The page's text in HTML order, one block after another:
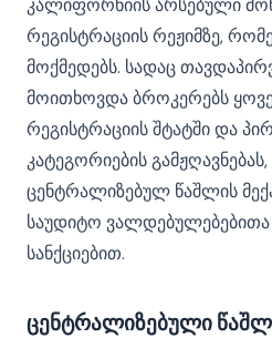
კალიფორნიის არსებული
რეგისტრაციის რეჟიმზე,
მოქმედებს. სადაც
მოითხოვდა ბროკერებს
რეგისტრაციის შტატში და
კატეგორიების
ცენტრალიზებულ წაშლის
საუდიტო ვალდებულებებითა
სანქციებით.
ცენტრალიზებული